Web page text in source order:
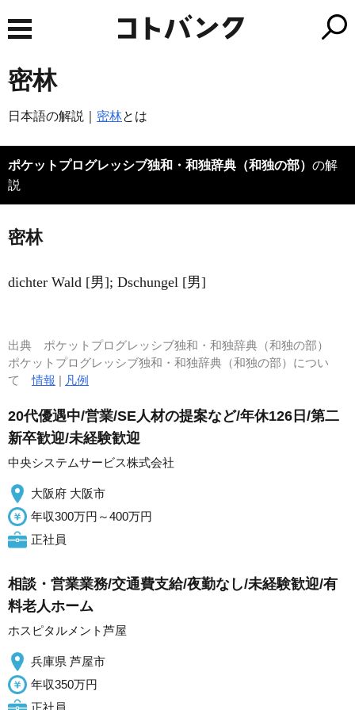
密林
日本語の解説｜ 密林とは
ポケットプログレッシブ独和・和独辞典（和独の部） の解
説
密林
dichter Wald [男]; Dschungel [男]
出典 ポケットプログレッシブ独和・和独辞典（和独の部）
ポケットプログレッシブ独和・和独辞典（和独の部）につい
て情報 | 凡例
20代優遇中/営業/SE人材の提案など/年休126日/第二
新卒歓迎/未経験歓迎
中央システムサービス株式会社
大阪府 大阪市
年収300万円～400万円
正社員
相談・営業業務/交通費支給/夜勤なし/未経験歓迎/有
料老人ホーム
ホスピタルメント芦屋
兵庫県 芦屋市
年収350万円
正社員